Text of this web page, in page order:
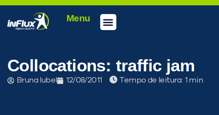
Menu
Collocations: traffic jam
Bruna Iubel 12/08/2011 Tempo de leitura: